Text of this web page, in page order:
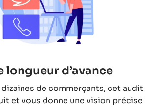
longueur d’avance
de commerçants, cet audit
et vous donne une vision précise